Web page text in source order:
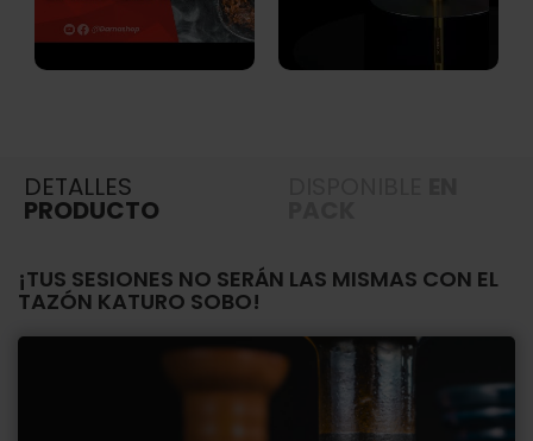
DETALLES
PRODUCTO
¡TUS SESIONES NO SERÁN LAS MISMAS CON EL
TAZÓN KATURO SOBO!